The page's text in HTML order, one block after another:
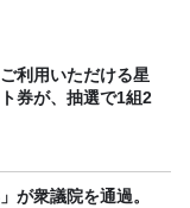
利用いただける星
券が、抽選で1組2
が衆議院を通過。